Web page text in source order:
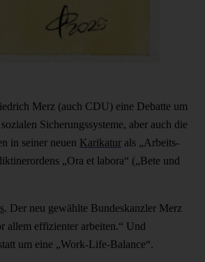
Merz (auch CDU) eine Debatte um
Sicherungssysteme, aber auch die
in seiner neuen Karikatur als „Arbeits-
„Ora et labora“ („Bete und
. Der neu gewählte Bundeskanzler Merz
allem effizienter arbeiten.“ Und
um eine „Work-Life-Balance“.